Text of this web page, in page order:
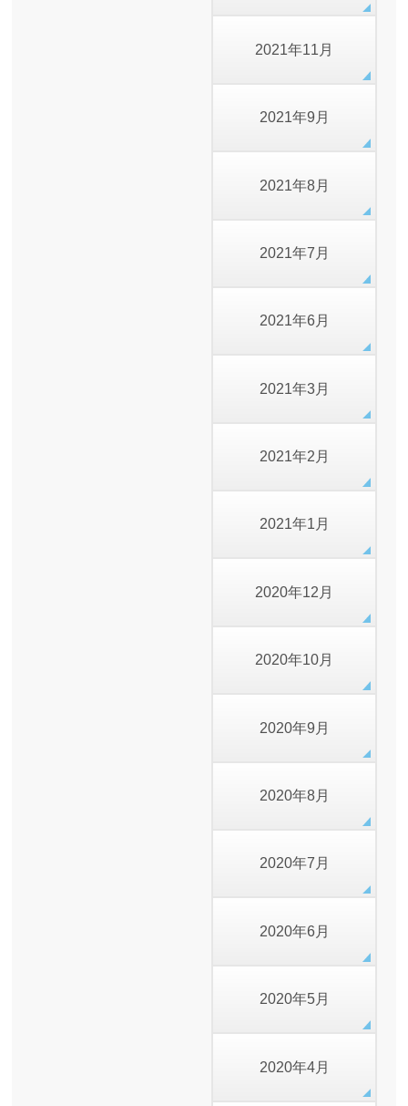
2021年11月
2021年9月
2021年8月
2021年7月
2021年6月
2021年3月
2021年2月
2021年1月
2020年12月
2020年10月
2020年9月
2020年8月
2020年7月
2020年6月
2020年5月
2020年4月